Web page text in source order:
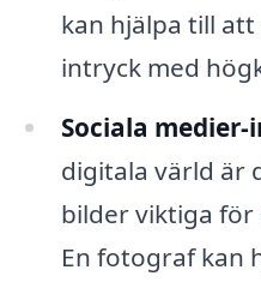
kan hjälpa till
intryck med
Sociala
digitala värld är
bilder viktiga för
En fotograf kan